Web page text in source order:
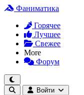
Фаниматика
Горячее
Лучшее
Свежее
More
Форум
Войти